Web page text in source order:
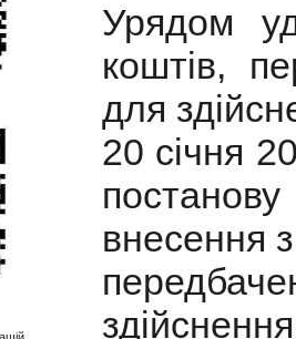
Урядом
коштів,
для
20 січня
внесення